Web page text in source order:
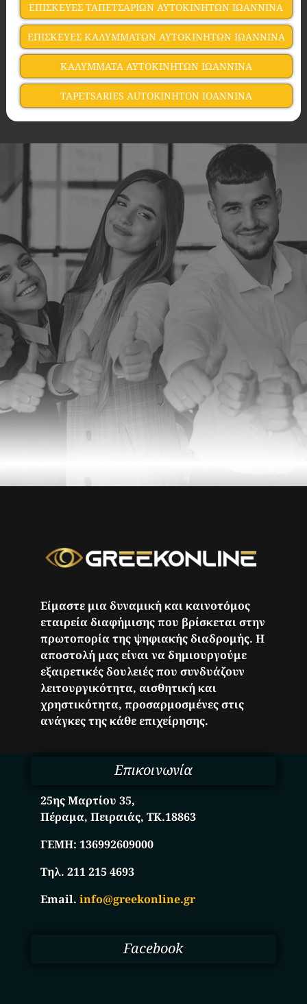
ΕΠΙΣΚΕΥΕΣ ΤΑΠΕΤΣΑΡΙΩΝ ΑΥΤΟΚΙΝΗΤΩΝ ΙΩΑΝΝΙΝΑ
ΕΠΙΣΚΕΥΕΣ ΚΑΛΥΜΜΑΤΩΝ ΑΥΤΟΚΙΝΗΤΩΝ ΙΩΑΝΝΙΝΑ
ΚΑΛΥΜΜΑΤΑ ΑΥΤΟΚΙΝΗΤΩΝ ΙΩΑΝΝΙΝΑ
TAPETSARIES AUTOKINHTON IOANNINA
Είμαστε μια δυναμική και καινοτόμος
εταιρεία διαφήμισης που βρίσκεται στην
πρωτοπορία της ψηφιακής διαδρομής. Η
αποστολή μας είναι να δημιουργούμε
εξαιρετικές δουλειές που συνδυάζουν
λειτουργικότητα, αισθητική και
χρηστικότητα, προσαρμοσμένες στις
ανάγκες της κάθε επιχείρησης.
Επικοινωνία
25ης Μαρτίου 35,
Πέραμα, Πειραιάς, ΤΚ.18863
ΓΕΜΗ:136992609000
Τηλ. 211 215 4693
Email.info@greekonline.gr
Facebook